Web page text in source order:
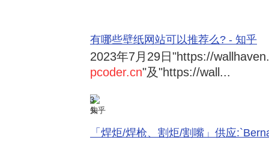
有哪些壁纸网站可以推荐么? - 知乎
2023年7月29日 "https://
pcoder.cn"及"https://wall...
3
知乎
「焊炬/焊枪、割炬/割嘴」供应